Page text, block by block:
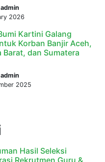
admin
2026
Kartini Galang
Korban Banjir Aceh,
Barat, dan Sumatera
admin
2025
Hasil Seleksi